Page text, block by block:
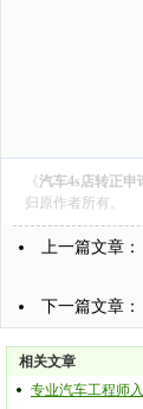
《汽车4s店转正申
归原作者所有。
上一篇文章：
下一篇文章：
相关文章
专业汽车工程师